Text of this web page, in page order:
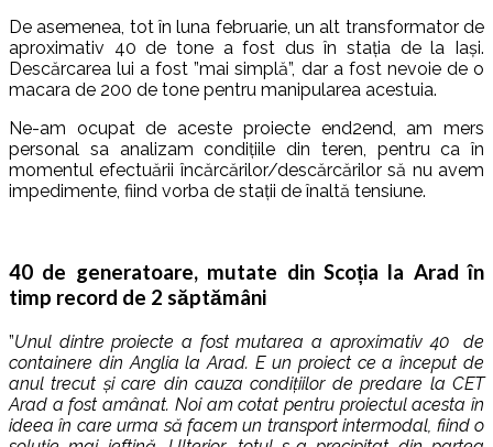
De asemenea, tot în luna februarie, un alt transformator de
aproximativ 40 de tone a fost dus în stația de la Iași.
Descărcarea lui a fost ”mai simplă”, dar a fost nevoie de o
macara de 200 de tone pentru manipularea acestuia.
Ne-am ocupat de aceste proiecte end2end, am mers
personal sa analizam condițiile din teren, pentru ca în
momentul efectuării încărcărilor/descărcărilor să nu avem
impedimente, fiind vorba de stații de înaltă tensiune.
40 de generatoare, mutate din Scoția la Arad în
timp record de 2 săptămâni
”Unul dintre proiecte a fost mutarea a aproximativ 40 de
containere din Anglia la Arad. E un proiect ce a început de
anul trecut și care din cauza condițiilor de predare la CET
Arad a fost amânat. Noi am cotat pentru proiectul acesta în
ideea în care urma să facem un transport intermodal, fiind o